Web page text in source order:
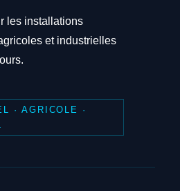
les installations
et industrielles
· AGRICOLE ·